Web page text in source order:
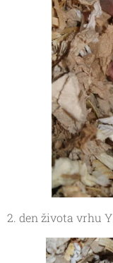
2. den života vrhu Y